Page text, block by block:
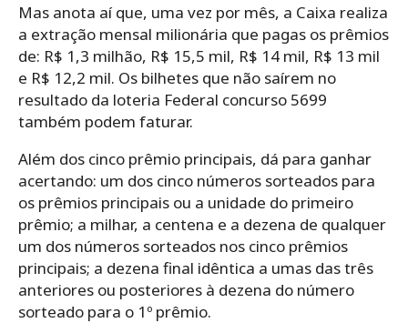
Mas anota aí que, uma vez por mês, a Caixa realiza
a extração mensal milionária que pagas os prêmios
de: R$ 1,3 milhão, R$ 15,5 mil, R$ 14 mil, R$ 13 mil
e R$ 12,2 mil. Os bilhetes que não saírem no
resultado da loteria Federal concurso 5699
também podem faturar.
Além dos cinco prêmio principais, dá para ganhar
acertando: um dos cinco números sorteados para
os prêmios principais ou a unidade do primeiro
prêmio; a milhar, a centena e a dezena de qualquer
um dos números sorteados nos cinco prêmios
principais; a dezena final idêntica a umas das três
anteriores ou posteriores à dezena do número
sorteado para o 1º prêmio.